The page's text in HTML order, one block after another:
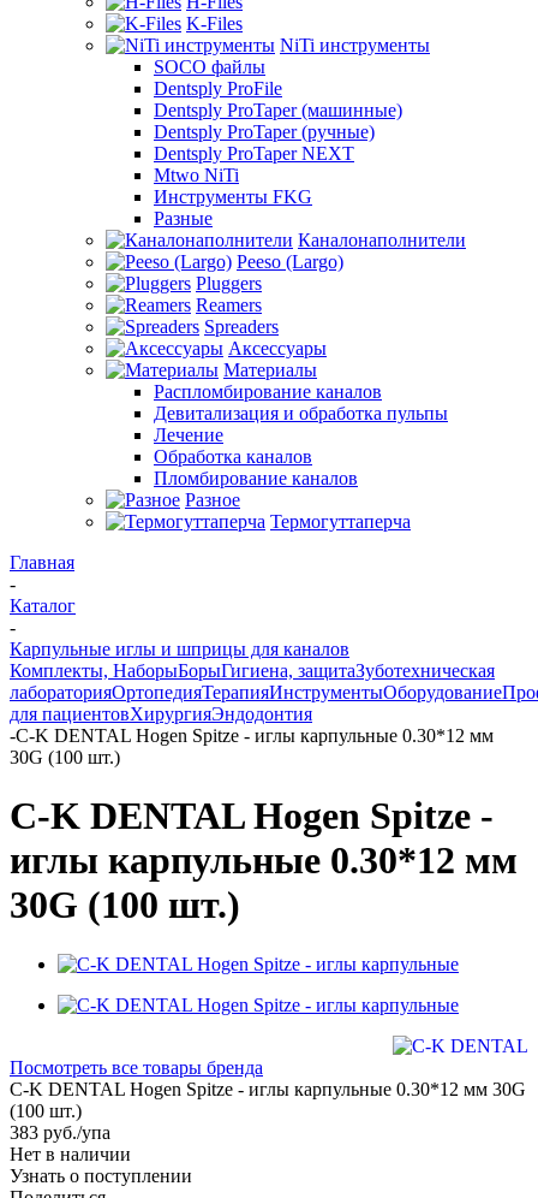
K-Files
NiTi инструменты
SOCO файлы
Dentsply ProFile
Dentsply ProTaper (машинные)
Dentsply ProTaper (ручные)
Dentsply ProTaper NEXT
Mtwo NiTi
Инструменты FKG
Разные
Каналонаполнители
Peeso (Largo)
Pluggers
Reamers
Spreaders
Аксессуары
Материалы
Распломбирование каналов
Девитализация и обработка пульпы
Лечение
Обработка каналов
Пломбирование каналов
Разное
Термогуттаперча
Главная
-
Каталог
-
Карпульные иглы и шприцы для каналов
Комплекты, НаборыБорыГигиена, защитаЗуботехническая
лабораторияОртопедияТерапияИнструментыОборудование
для пациентовХирургияЭндодонтия
-C-K DENTAL Hogen Spitze - иглы карпульные 0.30*12 мм
30G (100 шт.)
C-K DENTAL Hogen Spitze -
иглы карпульные 0.30*12 мм
30G (100 шт.)
Посмотреть все товары бренда
C-K DENTAL Hogen Spitze - иглы карпульные 0.30*12 мм 30G
(100 шт.)
383 руб./упа
Нет в наличии
Узнать о поступлении